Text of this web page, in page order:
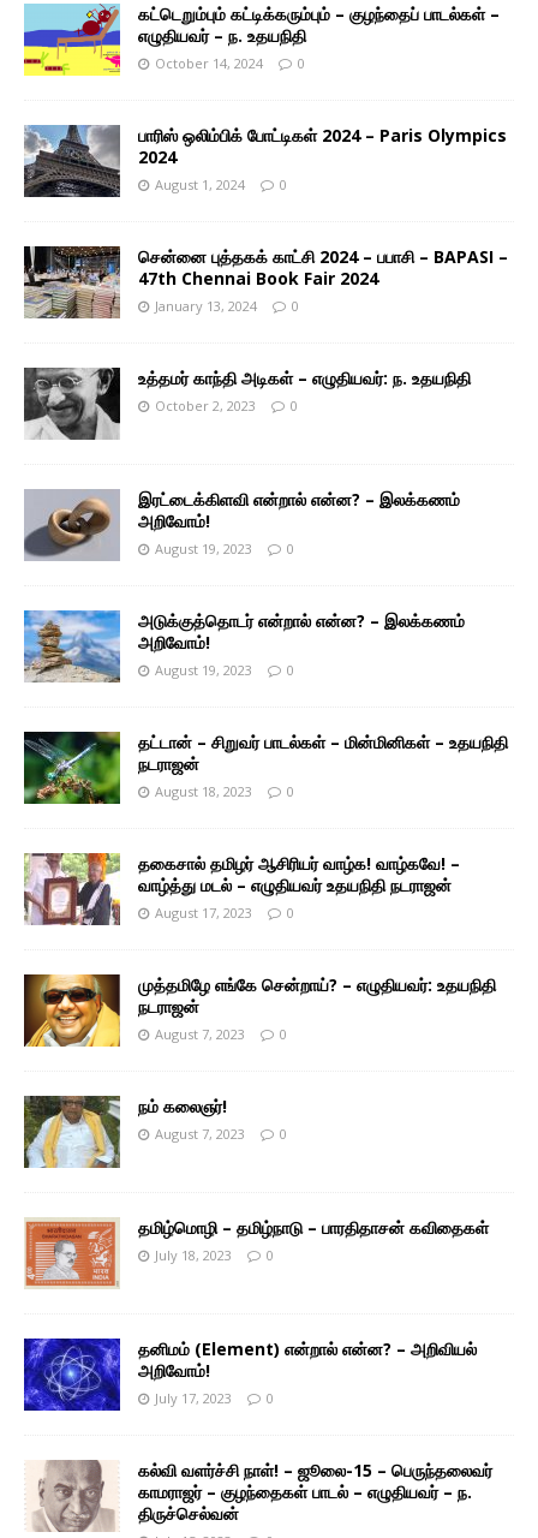
கட்டெறும்பும் கட்டிக்கரும்பும் – குழந்தைப் பாடல்கள் –
எழுதியவர் – ந. உதயநிதி
October 14, 2024 0
பாரிஸ் ஒலிம்பிக் போட்டிகள் 2024 – Paris Olympics
2024
August 1, 2024 0
சென்னை புத்தகக் காட்சி 2024 – பபாசி – BAPASI –
47th Chennai Book Fair 2024
January 13, 2024 0
உத்தமர் காந்தி அடிகள் – எழுதியவர்: ந. உதயநிதி
October 2, 2023 0
இரட்டைக்கிளவி என்றால் என்ன? – இலக்கணம்
அறிவோம்!
August 19, 2023 0
அடுக்குத்தொடர் என்றால் என்ன? – இலக்கணம்
அறிவோம்!
August 19, 2023 0
தட்டான் – சிறுவர் பாடல்கள் – மின்மினிகள் – உதயநிதி
நடராஜன்
August 18, 2023 0
தகைசால் தமிழர் ஆசிரியர் வாழ்க! வாழ்கவே! –
வாழ்த்து மடல் – எழுதியவர் உதயநிதி நடராஜன்
August 17, 2023 0
முத்தமிழே எங்கே சென்றாய்? – எழுதியவர்: உதயநிதி
நடராஜன்
August 7, 2023 0
நம் கலைஞர்!
August 7, 2023 0
தமிழ்மொழி – தமிழ்நாடு – பாரதிதாசன் கவிதைகள்
July 18, 2023 0
தனிமம் (Element) என்றால் என்ன? – அறிவியல்
அறிவோம்!
July 17, 2023 0
கல்வி வளர்ச்சி நாள்! – ஜூலை-15 – பெருந்தலைவர்
காமராஜர் – குழந்தைகள் பாடல் – எழுதியவர் – ந.
திருச்செல்வன்